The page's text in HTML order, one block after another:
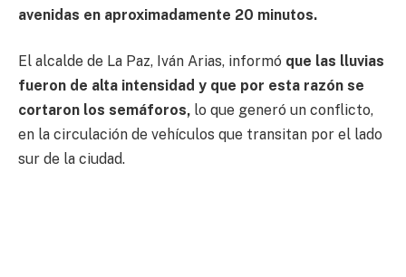
avenidas en aproximadamente 20 minutos.
El alcalde de La Paz, Iván Arias, informó que las lluvias
fueron de alta intensidad y que por esta razón se
cortaron los semáforos, lo que generó un conflicto,
en la circulación de vehículos que transitan por el lado
sur de la ciudad.